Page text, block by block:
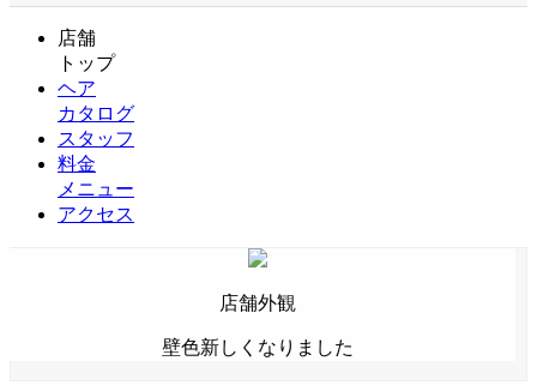
店舗
トップ
ヘア
カタログ
スタッフ
料金
メニュー
アクセス
店舗外観
壁色新しくなりました